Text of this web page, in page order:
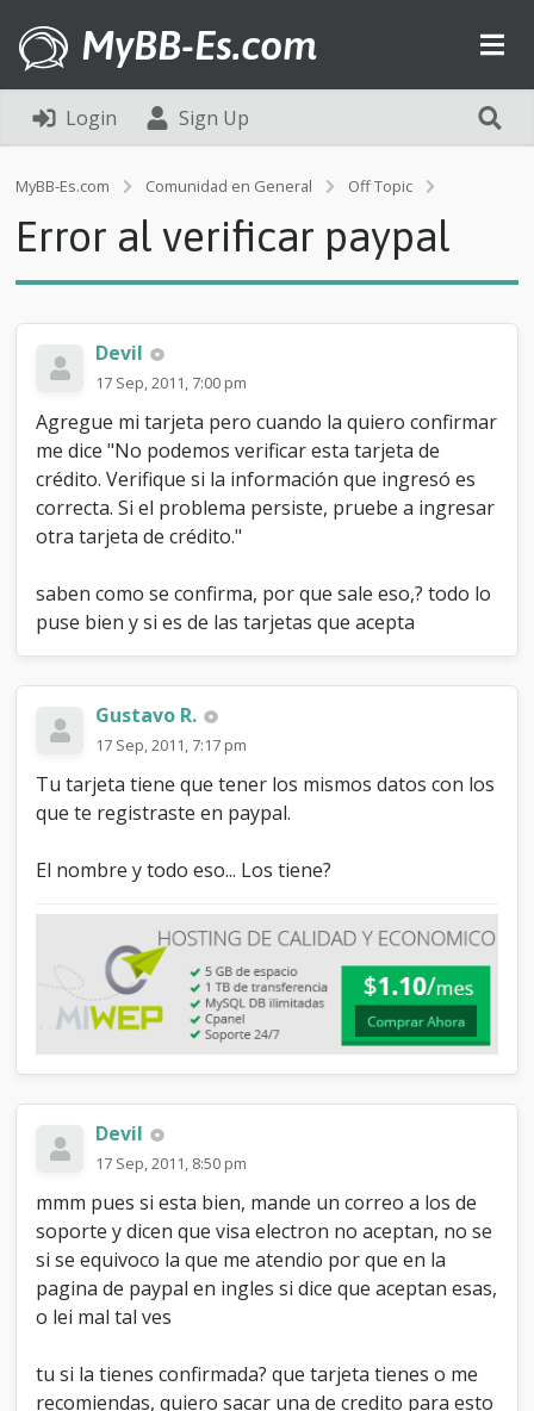
MyBB-Es.com
Login Sign Up
MyBB-Es.com Comunidad en General Off Topic
o
r
l
i
f
c
a
r
y
l
Error al verificar paypal
Devil
17 Sep, 2011, 7:00 pm
Agregue mi tarjeta pero cuando la quiero confirmar
me dice "No podemos verificar esta tarjeta de
crédito. Verifique si la información que ingresó es
correcta. Si el problema persiste, pruebe a ingresar
otra tarjeta de crédito."
saben como se confirma, por que sale eso,? todo lo
puse bien y si es de las tarjetas que acepta
Gustavo R.
17 Sep, 2011, 7:17 pm
Tu tarjeta tiene que tener los mismos datos con los
que te registraste en paypal.
El nombre y todo eso... Los tiene?
Devil
17 Sep, 2011, 8:50 pm
mmm pues si esta bien, mande un correo a los de
soporte y dicen que visa electron no aceptan, no se
si se equivoco la que me atendio por que en la
pagina de paypal en ingles si dice que aceptan esas,
o lei mal tal ves
tu si la tienes confirmada? que tarjeta tienes o me
recomiendas, quiero sacar una de credito para esto